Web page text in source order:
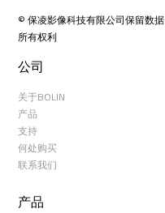
© 保凌影像科技有限公司保留数据
所有权利
公司
关于BOLIN
产品
支持
何处购买
联系我们
产品